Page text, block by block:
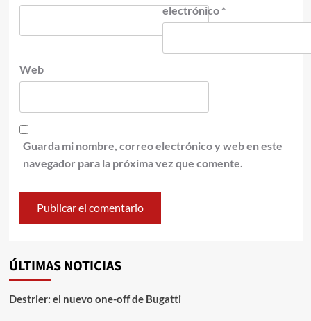
electrónico *
Web
Guarda mi nombre, correo electrónico y web en este
navegador para la próxima vez que comente.
ÚLTIMAS NOTICIAS
Destrier: el nuevo one-off de Bugatti